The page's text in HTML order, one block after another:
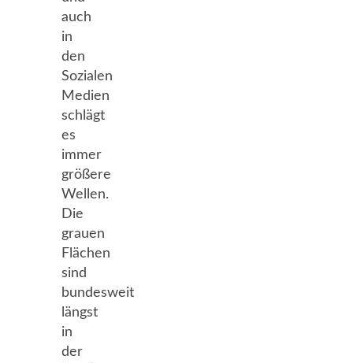
auch
in
den
Sozialen
Medien
schlägt
es
immer
größere
Wellen.
Die
grauen
Flächen
sind
bundesweit
längst
in
der